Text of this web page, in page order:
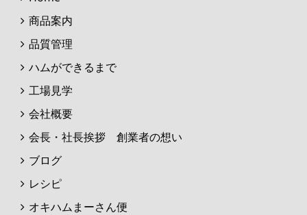
商品案内
品質管理
ハムができるまで
工場見学
会社概要
会長・社長挨拶 創業者の想い
ブログ
レシピ
オキハムまーさん便